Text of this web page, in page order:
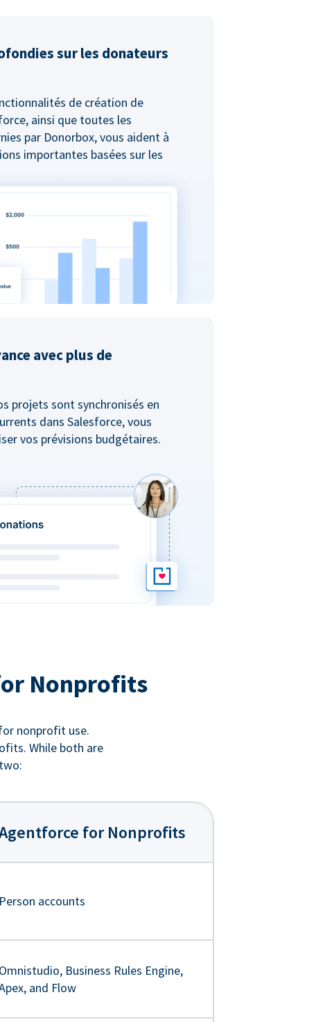
sur les donateurs
de création de
ainsi que toutes les
par Donorbox, vous aident à
importantes basées sur les
avec plus de
projets sont synchronisés en
dans Salesforce, vous
vos prévisions budgétaires.
Nonprofits
nonprofit use.
While both are
for Nonprofits
Person accounts
Omnistudio, Business Rules Engine,
and Flow